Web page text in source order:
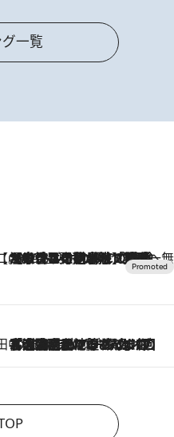
一覧
星野リゾート】唯一無二。癒しと発見が待つ場所へ
2026.8.7
【トンボの足水浴】ヒノキの香りに包まれて涼感マックス！約13℃の湧水かけ流しを避暑地「星野温泉 トンボの湯」で体験
中稲の勝手に再ブーム
2026.8.7
「湘南乃風に憧れて」観客大盛上がりの“タオル回し”に、ラッパー顔負けの高速歌唱まで…さだまさし（74）のアグレッシブすぎる現在地